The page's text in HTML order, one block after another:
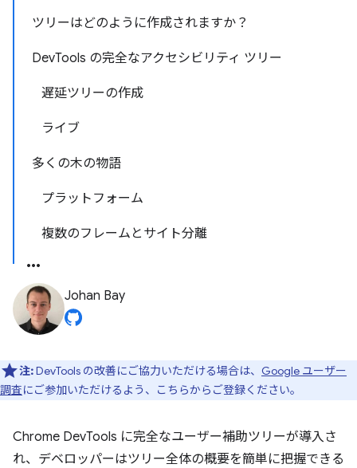
ツリーはどのように作成されますか？
DevTools の完全なアクセシビリティ ツリー
遅延ツリーの作成
ライブ
多くの木の物語
プラットフォーム
複数のフレームとサイト分離
Johan Bay
注:DevTools の改善にご協力いただける場合は、 Google ユーザー
調査にご参加いただけるよう、こちらからご登録ください。
Chrome DevTools に完全なユーザー補助ツリーが導入さ
れ、デベロッパーはツリー全体の概要を簡単に把握できる